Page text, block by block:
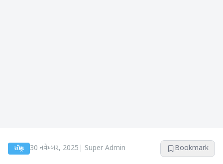
રાષ્ટ્રીય 30 નવેમ્બર, 2025 Super Admin Bookmark